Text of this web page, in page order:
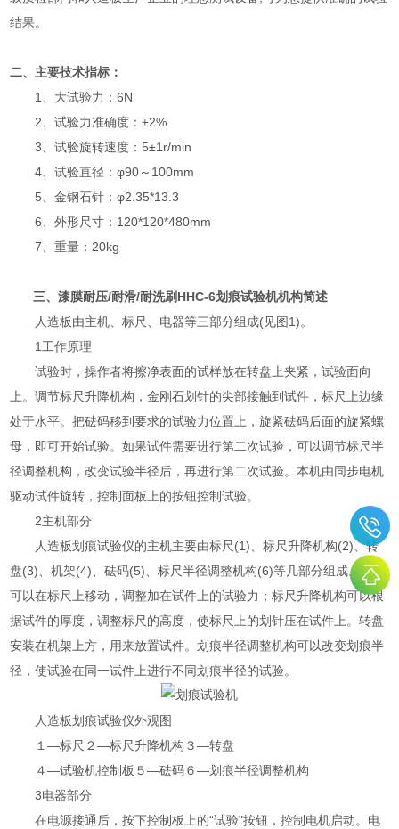
结果。
二、主要技术指标：
1、大试验力：6N
2、试验力准确度：±2%
3、试验旋转速度：5±1r/min
4、试验直径：φ90～100mm
5、金钢石针：φ2.35*13.3
6、外形尺寸：120*120*480mm
7、重量：20kg
三、漆膜耐压/耐滑/耐洗刷HHC-6划痕试验机机构简述
人造板由主机、标尺、电器等三部分组成(见图1)。
1工作原理
试验时，操作者将擦净表面的试样放在转盘上夹紧，试验面向
上。调节标尺升降机构，金刚石划针的尖部接触到试件，标尺上边缘
处于水平。把砝码移到要求的试验力位置上，旋紧砝码后面的旋紧螺
母，即可开始试验。如果试件需要进行第二次试验，可以调节标尺半
径调整机构，改变试验半径后，再进行第二次试验。本机由同步电机
驱动试件旋转，控制面板上的按钮控制试验。
2主机部分
人造板划痕试验仪的主机主要由标尺(1)、标尺升降机构(2)、转
盘(3)、机架(4)、砝码(5)、标尺半径调整机构(6)等几部分组成。砝码
可以在标尺上移动，调整加在试件上的试验力；标尺升降机构可以根
据试件的厚度，调整标尺的高度，使标尺上的划针压在试件上。转盘
安装在机架上方，用来放置试件。划痕半径调整机构可以改变划痕半
径，使试验在同一试件上进行不同划痕半径的试验。
人造板划痕试验仪外观图
１—标尺２—标尺升降机构３—转盘
４—试验机控制板５—砝码６—划痕半径调整机构
3电器部分
在电源接通后，按下控制板上的“试验"按钮，控制电机启动。电